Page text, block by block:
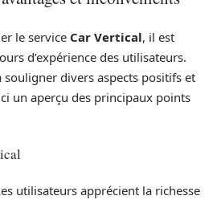
le service Car Vertical, il est
d’expérience des utilisateurs.
souligner divers aspects positifs et
un aperçu des principaux points
utilisateurs apprécient la richesse